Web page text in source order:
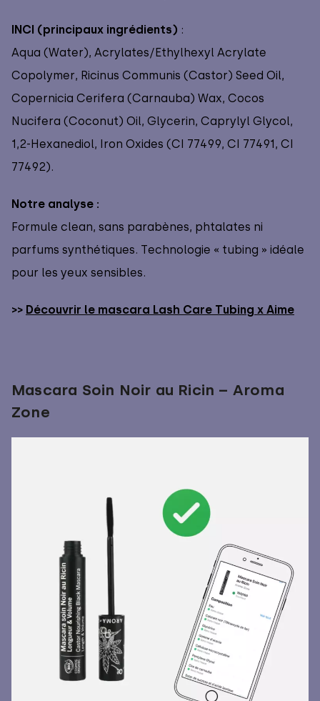
INCI (principaux ingrédients) :
Aqua (Water), Acrylates/Ethylhexyl Acrylate
Copolymer, Ricinus Communis (Castor) Seed Oil,
Copernicia Cerifera (Carnauba) Wax, Cocos
Nucifera (Coconut) Oil, Glycerin, Caprylyl Glycol,
1,2-Hexanediol, Iron Oxides (CI 77499, CI 77491, CI
77492).
Notre analyse :
Formule clean, sans parabènes, phtalates ni
parfums synthétiques. Technologie « tubing » idéale
pour les yeux sensibles.
>> Découvrir le mascara Lash Care Tubing x Aime
Mascara Soin Noir au Ricin – Aroma
Zone